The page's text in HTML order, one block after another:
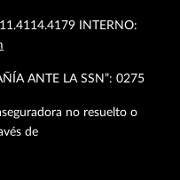
INTERNO:
ANTE LA SSN”: 0275
no resuelto o
de